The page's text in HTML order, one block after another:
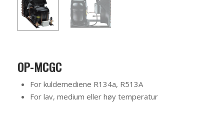
OP-MCGC
For kuldemediene R134a, R513A
For lav, medium eller høy temperatur